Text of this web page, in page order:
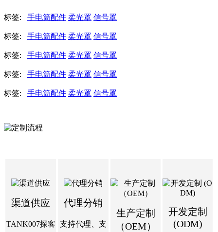
标签: 手电筒配件 柔光罩 信号罩
标签: 手电筒配件 柔光罩 信号罩
标签: 手电筒配件 柔光罩 信号罩
标签: 手电筒配件 柔光罩 信号罩
标签: 手电筒配件 柔光罩 信号罩
渠道供应
TANK007探客
代理分销
支持代理、支
生产定制
（OEM）
开发定制
(ODM)